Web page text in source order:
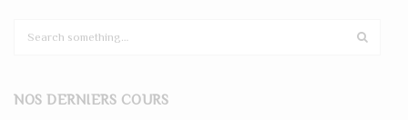
c
NOS DERNIERS COURS